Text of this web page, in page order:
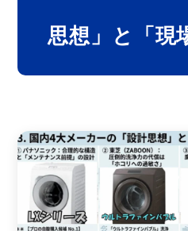
思想」と「現